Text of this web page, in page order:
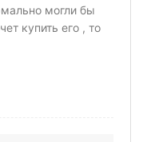
могли бы
купить его , то